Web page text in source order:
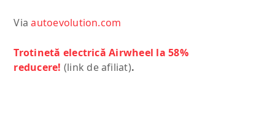
Viaautoevolution.com
Trotinetă electrică Airwheel la 58%
reducere! (link de afiliat).